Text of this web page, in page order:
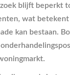
blijft beperkt
wat
kan bestaan.